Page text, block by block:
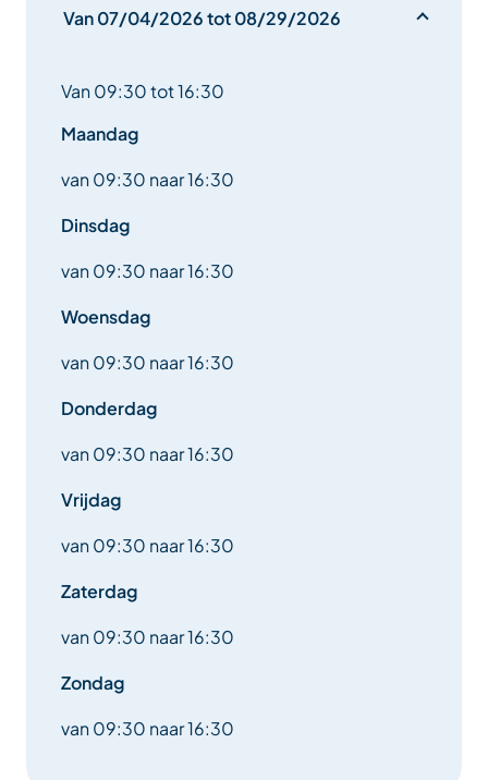
Van 07/04/2026 tot 08/29/2026
Van 09:30 tot 16:30
Maandag
van 09:30 naar 16:30
Dinsdag
van 09:30 naar 16:30
Woensdag
van 09:30 naar 16:30
Donderdag
van 09:30 naar 16:30
Vrijdag
van 09:30 naar 16:30
Zaterdag
van 09:30 naar 16:30
Zondag
van 09:30 naar 16:30